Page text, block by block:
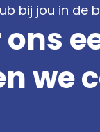
bij jou in de
ons
we